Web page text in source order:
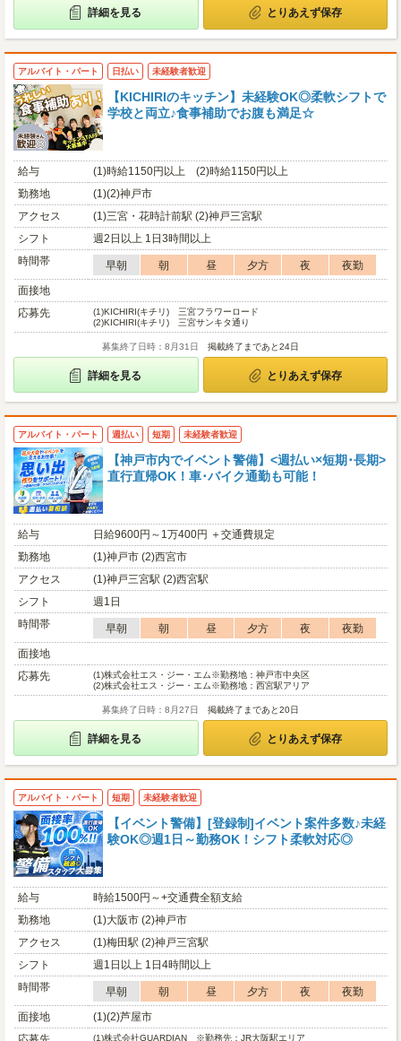
詳細を見る とりあえず保存
アルバイト・パート 日払い 未経験者歓迎
【KICHIRIのキッチン】未経験OK◎柔軟シフトで
学校と両立♪食事補助でお腹も満足☆
給与
(1)時給1150円以上 (2)時給1150円以上
勤務地
(1)(2)神戸市
アクセス
(1)三宮・花時計前駅 (2)神戸三宮駅
シフト
週2日以上 1日3時間以上
時間帯
早朝 朝 昼 夕方 夜
夜勤
面接地
応募先
(1)KICHIRI(キチリ) 三宮フラワーロード
(2)KICHIRI(キチリ) 三宮サンキタ通り
募集終了日時：8月31日 掲載終了まであと24日
詳細を見る とりあえず保存
アルバイト・パート 週払い 短期 未経験者歓迎
【神戸市内でイベント警備】<週払い×短期･長期>
直行直帰OK！車･バイク通勤も可能！
給与
日給9600円～1万400円 ＋交通費規定
勤務地
(1)神戸市 (2)西宮市
アクセス
(1)神戸三宮駅 (2)西宮駅
シフト
週1日
時間帯
早朝 朝 昼 夕方 夜
夜勤
面接地
応募先
(1)株式会社エス・ジー・エム※勤務地：神戸市中央区
(2)株式会社エス・ジー・エム※勤務地：西宮駅アリア
募集終了日時：8月27日 掲載終了まであと20日
詳細を見る とりあえず保存
アルバイト・パート 短期 未経験者歓迎
【イベント警備】[登録制]イベント案件多数♪未経
験OK◎週1日～勤務OK！シフト柔軟対応◎
給与
時給1500円～+交通費全額支給
勤務地
(1)大阪市 (2)神戸市
アクセス
(1)梅田駅 (2)神戸三宮駅
シフト
週1日以上 1日4時間以上
時間帯
早朝 朝 昼 夕方 夜
夜勤
面接地
(1)(2)芦屋市
(1)株式会社GUARDIAN ※勤務先：JR大阪駅エリア